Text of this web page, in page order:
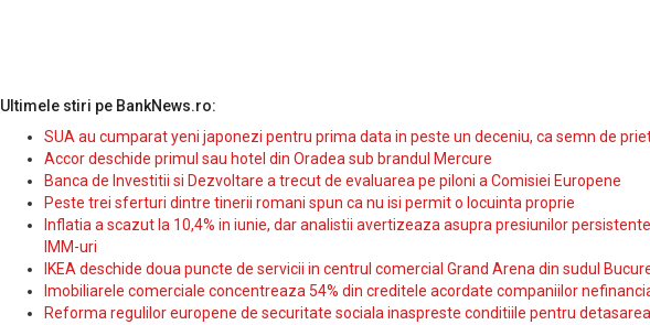
Ultimele stiri pe BankNews.ro:
SUA au cumparat yeni japonezi pentru prima data in peste un deceniu, ca semn de
Accor deschide primul sau hotel din Oradea sub brandul Mercure
Banca de Investitii si Dezvoltare a trecut de evaluarea pe piloni a Comisiei Europene
Peste trei sferturi dintre tinerii romani spun ca nu isi permit o locuinta proprie
Inflatia a scazut la 10,4% in iunie, dar analistii avertizeaza asupra presiunilor
IMM-uri
IKEA deschide doua puncte de servicii in centrul comercial Grand Arena din sudul
Imobiliarele comerciale concentreaza 54% din creditele acordate companiilor
Reforma regulilor europene de securitate sociala inaspreste conditiile pentru detasarea